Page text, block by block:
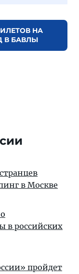
НА
В БАВЛЫ
в Москве
в российских
пройдет